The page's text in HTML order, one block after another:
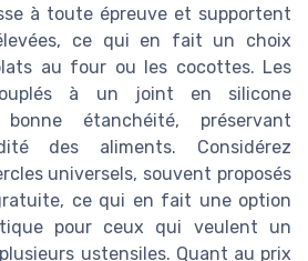
à toute épreuve et supportent
ce qui en fait un choix
au four ou les cocottes. Les
à un joint en silicone
étanchéité, préservant
des aliments. Considérez
universels, souvent proposés
ce qui en fait une option
pour ceux qui veulent un
ustensiles. Quant au prix